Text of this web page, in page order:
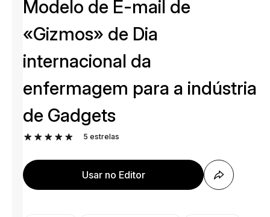
Modelo de E-mail de
«Gizmos» de Dia
internacional da
enfermagem para a indústria
de Gadgets
5 estrelas
Usar no Editor